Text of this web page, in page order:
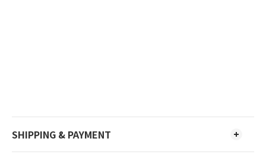
SHIPPING & PAYMENT